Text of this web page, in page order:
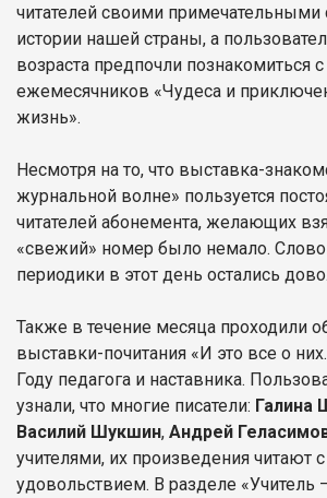
читателей своими примечательными
истории нашей страны, а
возраста предпочли познакомиться
ежемесячников «Чудеса и
жизнь».
Несмотря на то, что выставка-
журнальной волне» пользуется
читателей абонемента, желающих
«свежий» номер было немало.
периодики в этот день остались
Также в течение месяца проходили
выставки-почитания «И это все о
Году педагога и наставника.
узнали, что многие писатели: Галина
Василий Шукшин, Андрей
учителями, их произведения читают
удовольствием. В разделе «Учитель